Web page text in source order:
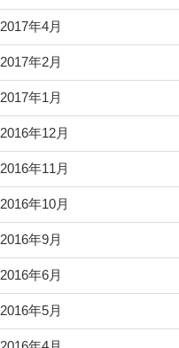
2017年4月
2017年2月
2017年1月
2016年12月
2016年11月
2016年10月
2016年9月
2016年6月
2016年5月